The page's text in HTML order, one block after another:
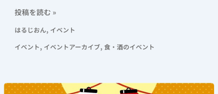
投稿を読む »
はるじおん, イベント
イベント, イベントアーカイブ, 食・酒のイベント
《は